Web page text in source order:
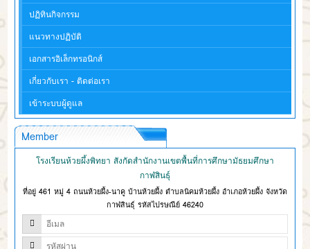
ปฏิทินกิจกรรม
แนวทางปฏิบัติ
เอกสารอิเล็กทรอนิกส์
เกี่ยวกับเรา - ติดต่อเรา
เข้าระบบผู้ดูแล
Member
โรงเรียนห้วยผึ้งพิทยา สังกัดสำนักงานเขตพื้นที่การศึกษามัธยมศึกษา
กาฬสินธุ์
ที่อยู่ 461 หมู่ 4 ถนนห้วยผึ้ง-นาคู บ้านห้วยผึ้ง ตำบลนิคมห้วยผึ้ง อำเภอห้วยผึ้ง จังหวัด
กาฬสินธุ์ รหัสไปรษณีย์ 46240